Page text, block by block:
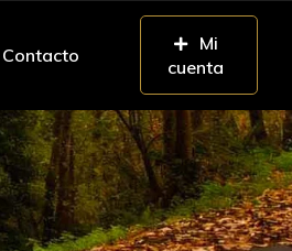
Contacto
Mi
cuenta